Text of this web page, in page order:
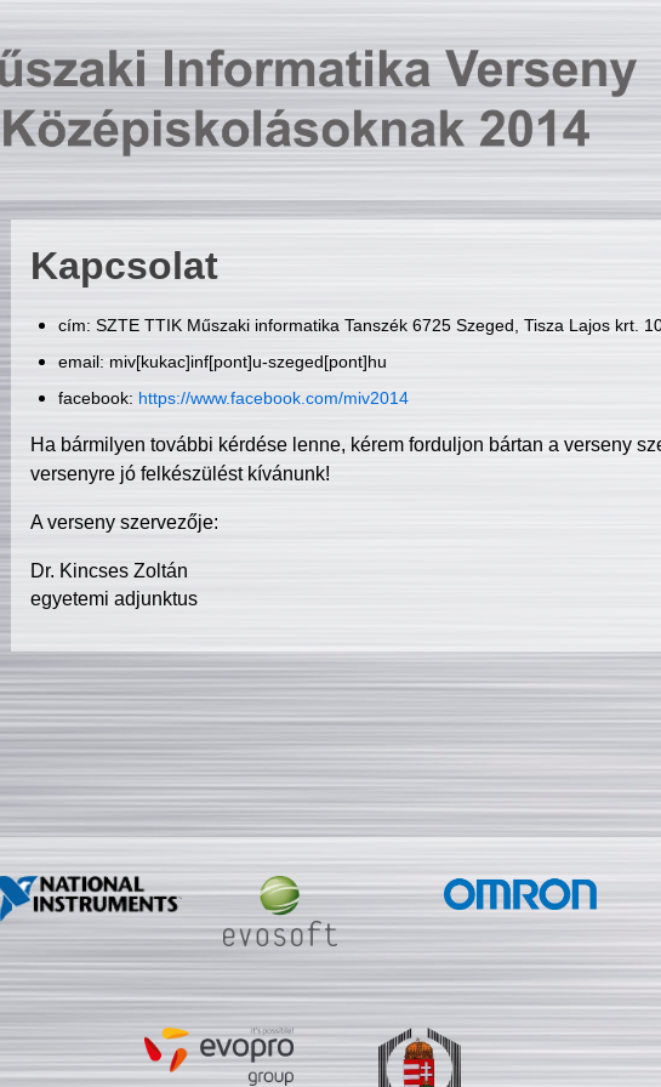
Kapcsolat
cím: SZTE TTIK Műszaki informatika Tanszék 6725 Szeged, Tisza Lajos krt.
email: miv[kukac]inf[pont]u-szeged[pont]hu
facebook: https://www.facebook.com/miv2014
Ha bármilyen további kérdése lenne, kérem forduljon bártan a verseny
versenyre jó felkészülést kívánunk!
A verseny szervezője:
Dr. Kincses Zoltán
egyetemi adjunktus